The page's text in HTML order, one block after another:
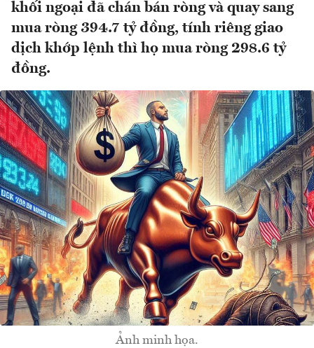
khối ngoại đã chán bán ròng và quay sang
mua ròng 394.7 tỷ đồng, tính riêng giao
dịch khớp lệnh thì họ mua ròng 298.6 tỷ
đồng.
Ảnh minh họa.